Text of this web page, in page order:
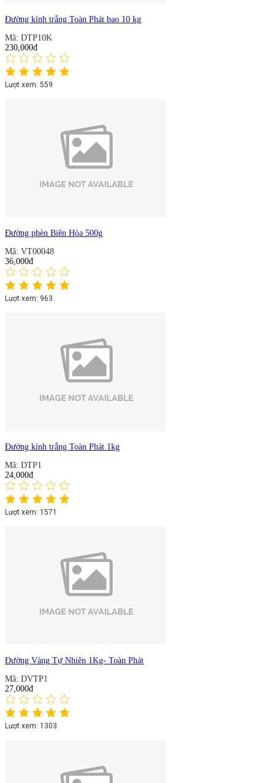
Đường kính trắng Toàn Phát bao 10 kg
Mã: DTP10K
230,000đ
Lượt xem: 559
Đường phèn Biên Hòa 500g
Mã: VT00048
36,000đ
Lượt xem: 963
Đường kính trắng Toàn Phát 1kg
Mã: DTP1
24,000đ
Lượt xem: 1571
Đường Vàng Tự Nhiên 1Kg- Toàn Phát
Mã: DVTP1
27,000đ
Lượt xem: 1303